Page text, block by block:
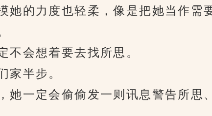
的力度也轻柔，像是把她当作需
会想着要去找所思。
半步。
一定会偷偷发一则讯息警告所思